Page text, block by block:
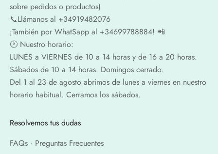
sobre pedidos o productos)
📞​​Llámanos al +34919482076
¡También por WhatSapp al +34699788884! 📲
🕐​ Nuestro horario:
LUNES a VIERNES de 10 a 14 horas y de 16 a 20 horas.
Sábados de 10 a 14 horas. Domingos cerrado.
Del 1 al 23 de agosto abrimos de lunes a viernes en nuestro
horario habitual. Cerramos los sábados.
Resolvemos tus dudas
FAQs · Preguntas Frecuentes